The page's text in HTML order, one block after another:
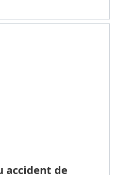
accident de